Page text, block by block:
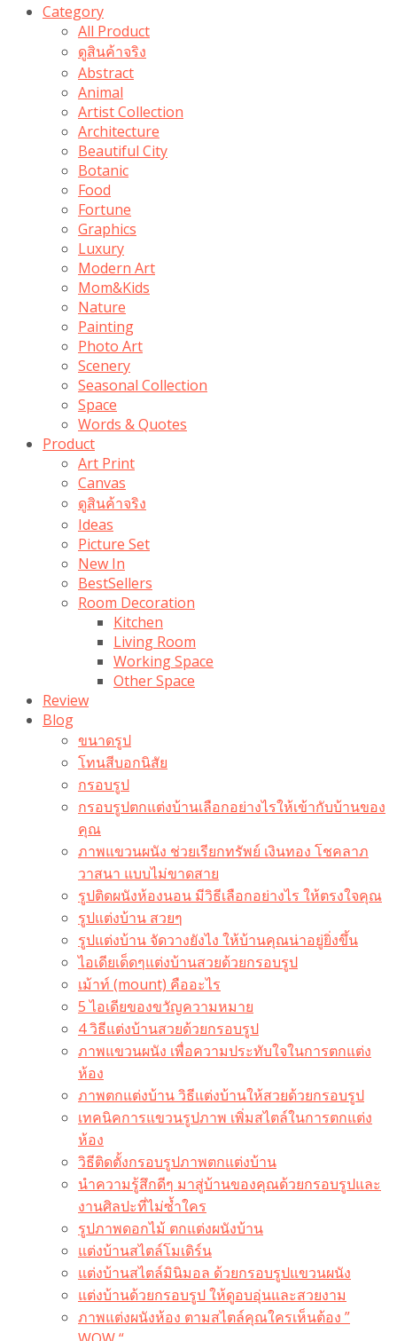
Category
All Product
ดูสินค้าจริง
Abstract
Animal
Artist Collection
Architecture
Beautiful City
Botanic
Food
Fortune
Graphics
Luxury
Modern Art
Mom&Kids
Nature
Painting
Photo Art
Scenery
Seasonal Collection
Space
Words & Quotes
Product
Art Print
Canvas
ดูสินค้าจริง
Ideas
Picture Set
New In
BestSellers
Room Decoration
Kitchen
Living Room
Working Space
Other Space
Review
Blog
ขนาดรูป
โทนสีบอกนิสัย
กรอบรูป
กรอบรูปตกแต่งบ้านเลือกอย่างไรให้เข้ากับบ้านของ
คุณ
ภาพแขวนผนัง ช่วยเรียกทรัพย์ เงินทอง โชคลาภ
วาสนา แบบไม่ขาดสาย
รูปติดผนังห้องนอน มีวิธีเลือกอย่างไร ให้ตรงใจคุณ
รูปแต่งบ้าน สวยๆ
รูปแต่งบ้าน จัดวางยังไง ให้บ้านคุณน่าอยู่ยิ่งขึ้น
ไอเดียเด็ดๆแต่งบ้านสวยด้วยกรอบรูป
เม้าท์ (mount) คืออะไร​
5 ไอเดียของขวัญความหมาย
4 วิธีแต่งบ้านสวยด้วยกรอบรูป
ภาพแขวนผนัง เพื่อความประทับใจในการตกแต่ง
ห้อง
ภาพตกแต่งบ้าน วิธีแต่งบ้านให้สวยด้วยกรอบรูป
เทคนิคการแขวนรูปภาพ เพิ่มสไตล์ในการตกแต่ง
ห้อง
วิธีติดตั้งกรอบรูปภาพตกแต่งบ้าน
นำความรู้สึกดีๆ มาสู่บ้านของคุณด้วยกรอบรูปและ
งานศิลปะที่ไม่ซ้ำใคร
รูปภาพดอกไม้ ตกแต่งผนังบ้าน
แต่งบ้านสไตล์โมเดิร์น
แต่งบ้านสไตล์มินิมอล ด้วยกรอบรูปแขวนผนัง
แต่งบ้านด้วยกรอบรูป ให้ดูอบอุ่นและสวยงาม
ภาพแต่งผนังห้อง ตามสไตล์คุณใครเห็นต้อง ”